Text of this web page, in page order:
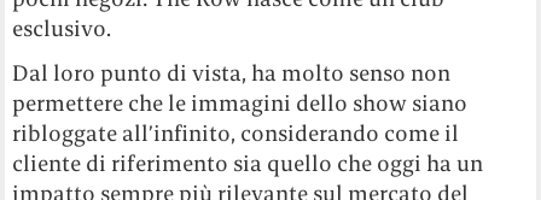
esclusivo.
Dal loro punto di vista, ha molto senso non
permettere che le immagini dello show siano
ribloggate all’infinito, considerando come il
cliente di riferimento sia quello che oggi ha un
impatto sempre più rilevante sul mercato del